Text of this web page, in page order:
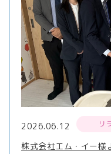
2026.06.12 リ
株式会社エム・イー様